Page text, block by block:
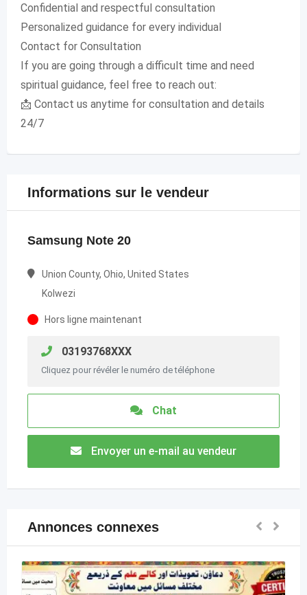
Confidential and respectful consultation
Personalized guidance for every individual
Contact for Consultation
If you are going through a difficult time and need
spiritual guidance, feel free to reach out:
📩 Contact us anytime for consultation and details
24/7
Informations sur le vendeur
Samsung Note 20
Union County, Ohio, United States
Kolwezi
Hors ligne maintenant
03193768XXX
Cliquez pour révéler le numéro de téléphone
Chat
Envoyer un e-mail au vendeur
Annonces connexes